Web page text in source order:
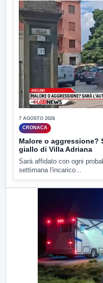
7 AGOSTO 2026
CRONACA
Malore o aggressione?
giallo di Villa Adriana
Sarà affidato con ogni
settimana l'incarico...